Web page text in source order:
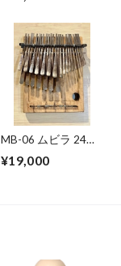
MB-06 ムビラ 24鍵
¥19,000